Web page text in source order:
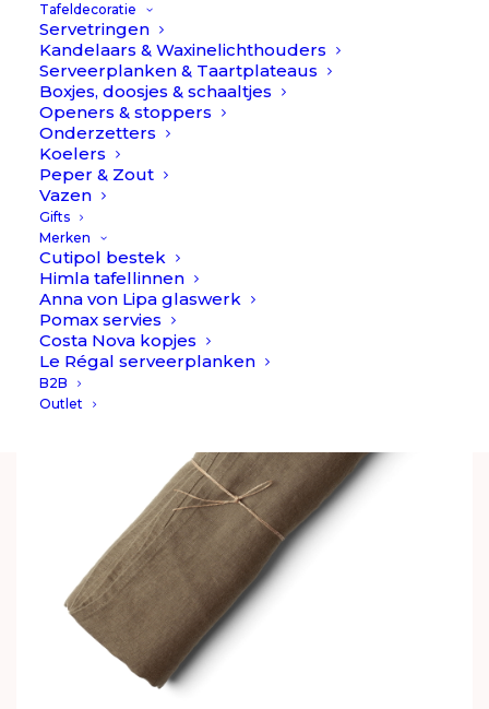
Tafeldecoratie
Servetringen
Kandelaars & Waxinelichthouders
Serveerplanken & Taartplateaus
Boxjes, doosjes & schaaltjes
Openers & stoppers
Onderzetters
Koelers
Peper & Zout
Vazen
Gifts
Merken
Cutipol bestek
Himla tafellinnen
Anna von Lipa glaswerk
Pomax servies
Costa Nova kopjes
Le Régal serveerplanken
B2B
Outlet
Linnen tafelkleed 145x250cm - Clay // Himla